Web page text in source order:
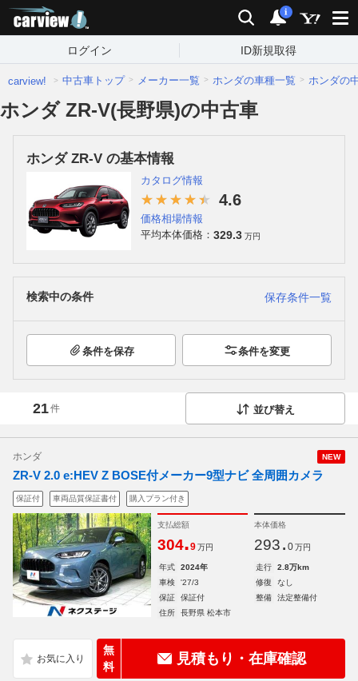
検索 通知
i
ログイン ID新規取得
carview! 中古車トップ メーカー一覧 ホンダの車種一覧 ホンダの
ホンダ ZR-V(長野県)の中古車
ホンダ ZR-V の基本情報
カタログ情報
4.6
価格相場情報
平均本体価格： 329.3 万円
検索中の条件 保存条件一覧
条件を保存 条件を変更
21件 並び替え
NEW
ホンダ
ZR-V 2.0 e:HEV Z BOSE付メーカー9型ナビ 全周囲カメラ
保証付 車両品質保証書付 購入プラン付き
支払総額
304.9 万円
本体価格
293. 0 万円
年式 2024年 走行
2.8万km
車検
'27/3 修復
なし
保証
保証付 整備
法定整備付
住所
長野県 松本市
無
料
見積もり・在庫確認